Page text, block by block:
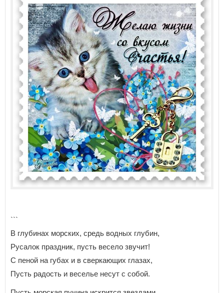
```
В глубинах морских, средь водных глубин,
Русалок праздник, пусть весело звучит!
С пеной на губах и в сверкающих глазах,
Пусть радость и веселье несут с собой.